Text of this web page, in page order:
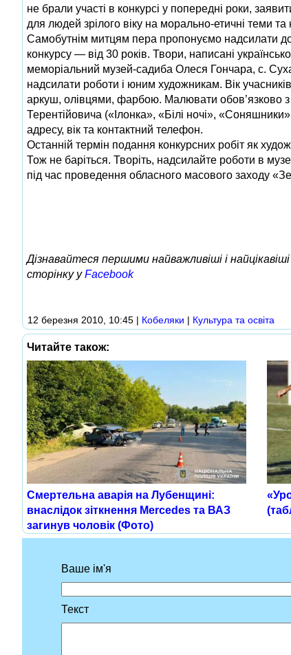
не брали участі в конкурсі у попередні роки,
для людей зрілого віку на морально-етичні теми
Самобутнім митцям пера пропонуємо надсилати
конкурсу — від 30 років. Твори, написані
меморіальний музей-садиба Олеся Гончара, с.
надсилати роботи і юним художникам. Вік
аркуш, олівцями, фарбою. Малювати обов’язково з
Терентійовича («Ілонка», «Білі ночі»,
адресу, вік та контактний телефон.
Останній термін подання конкурсних робіт як
Тож не баріться. Творіть, надсилайте роботи в
під час проведення обласного масового заходу
Дізнавайтеся першими найважливіші і
сторінку уFacebook
12 березня 2010, 10:45 | Кобеляки | Культура та освіта
Читайте також:
Смертельна аварія на Лубенщині:
внаслідок зіткнення Mercedes та ВАЗ
загинув чоловік (Фото)
Ваше ім'я
Текст